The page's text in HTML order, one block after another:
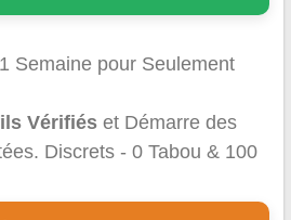
Semaine pour Seulement
Vérifiés et Démarre des
Discrets - 0 Tabou & 100